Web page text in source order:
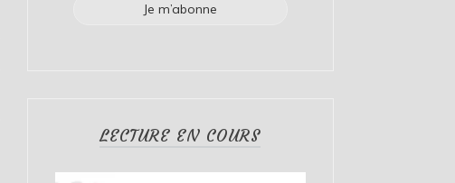
LECTURE EN COURS